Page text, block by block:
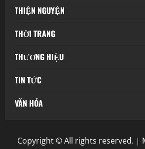
THIỆN NGUYỆN
THỜI TRANG
THƯƠNG HIỆU
TIN TỨC
VĂN HÓA
Copyright © All rights reserved. |